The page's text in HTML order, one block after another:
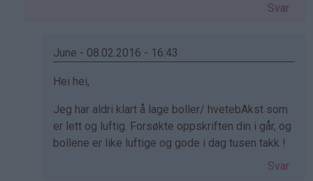
Elinda
bekreftet)
Svar
June - 08.02.2016 - 16:43
Som
på
av
Kristine
Hei hei,
Jeg har aldri klart å lage boller/ hvetebAkst som
er lett og luftig. Forsøkte oppskriften din i går, og
bollene er like luftige og gode i dag tusen takk !
Svar